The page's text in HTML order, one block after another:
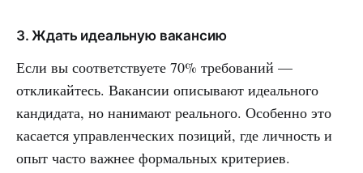
3. Ждать идеальную вакансию
Если вы соответствуете 70% требований —
откликайтесь. Вакансии описывают идеального
кандидата, но нанимают реального. Особенно это
касается управленческих позиций, где личность и
опыт часто важнее формальных критериев.